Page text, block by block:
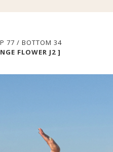
77 / BOTTOM 34
FLOWER J2 ]